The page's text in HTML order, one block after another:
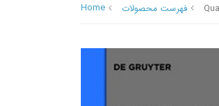
Home فهرست محصولات